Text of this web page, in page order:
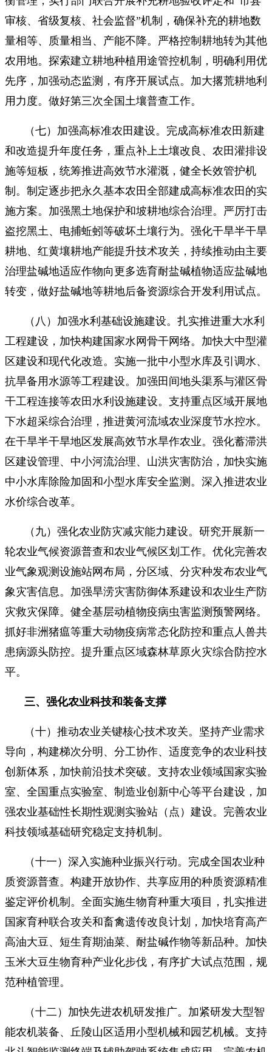
审核、省级复核、社会监督”机制，确保补充的耕地数
量相等、质量相当、产能不降。严格控制耕地转为其他
农用地。探索建立耕地种植用途管控机制，明确利用优
先序，加强动态监测，有序开展试点。加大撂荒耕地利
用力度。做好第三次全国土壤普查工作。
（七）加强高标准农田建设。完成高标准农田新建
和改造提升年度任务，重点补上土壤改良、农田灌排设
施等短板，统筹推进高效节水灌溉，健全长效管护机
制。制定逐步把永久基本农田全部建成高标准农田的实
施方案。加强黑土地保护和坡耕地综合治理。严厉打击
盗挖黑土、电捕蚯蚓等破坏土壤行为。强化干旱半干旱
耕地、红黄壤耕地产能提升技术攻关，持续推动由主要
治理盐碱地适应作物向更多选育耐盐碱植物适应盐碱地
转变，做好盐碱地等耕地后备资源综合开发利用试点。
（八）加强水利基础设施建设。扎实推进重大水利
工程建设，加快构建国家水网骨干网络。加快大中型灌
区建设和现代化改造。实施一批中小型水库及引调水、
抗旱备用水源等工程建设。加强田间地头渠系与灌区骨
干工程连接等农田水利设施建设。支持重点区域开展地
下水超采综合治理，推进黄河流域农业深度节水控水。
在干旱半干旱地区发展高效节水旱作农业。强化蓄滞洪
区建设管理、中小河流治理、山洪灾害防治，加快实施
中小水库除险加固和小型水库安全监测。深入推进农业
水价综合改革。
（九）强化农业防灾减灾能力建设。研究开展新一
轮农业气候资源普查和农业气候区划工作。优化完善农
业气象观测设施站网布局，分区域、分灾种发布农业气
象灾害信息。加强旱涝灾害防御体系建设和农业生产防
灾救灾保障。健全基层动植物疫病虫害监测预警网络。
抓好非洲猪瘟等重大动物疫病常态化防控和重点人兽共
患病源头防控。提升重点区域森林草原火灾综合防控水
平。
三、强化农业科技和装备支撑
（十）推动农业关键核心技术攻关。坚持产业需求
导向，构建梯次分明、分工协作、适度竞争的农业科技
创新体系，加快前沿技术突破。支持农业领域国家实验
室、全国重点实验室、制造业创新中心等平台建设，加
强农业基础性长期性观测实验站（点）建设。完善农业
科技领域基础研究稳定支持机制。
（十一）深入实施种业振兴行动。完成全国农业种
质资源普查。构建开放协作、共享应用的种质资源精准
鉴定评价机制。全面实施生物育种重大项目，扎实推进
国家育种联合攻关和畜禽遗传改良计划，加快培育高产
高油大豆、短生育期油菜、耐盐碱作物等新品种。加快
玉米大豆生物育种产业化步伐，有序扩大试点范围，规
范种植管理。
（十二）加快先进农机研发推广。加紧研发大型智
能农机装备、丘陵山区适用小型机械和园艺机械。支持